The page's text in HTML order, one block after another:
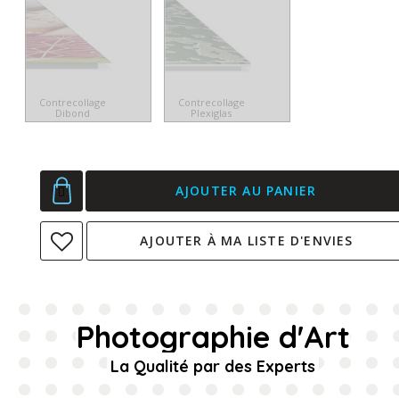
Contrecollage
Dibond
Contrecollage
Plexiglas
AJOUTER AU PANIER
AJOUTER À MA LISTE D'ENVIES
Photographie d'Art
La Qualité par des Experts